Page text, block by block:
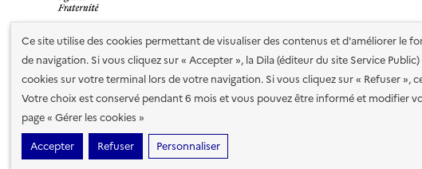
Ce site utilise des cookies permettant de visualiser des contenus et d'améliorer le
de navigation. Si vous cliquez sur « Accepter », la Dila (éditeur du site Service
cookies sur votre terminal lors de votre navigation. Si vous cliquez sur « Refuser »,
Votre choix est conservé pendant 6 mois et vous pouvez être informé et modifier
page « Gérer les cookies »
Accepter
Refuser Personnaliser
Nos partenaires
Plan du site Accessibilité : totalement conforme
cookies